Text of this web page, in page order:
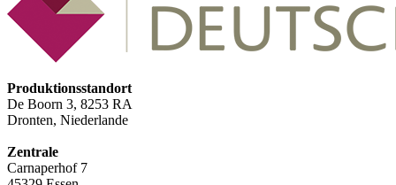
Produktionsstandort
De Boorn 3, 8253 RA
Dronten, Niederlande
Zentrale
Carnaperhof 7